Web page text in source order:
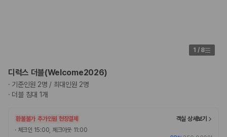
카모아는 제주렌트카부터 국내·해외 렌트카까지 비교할 수 있는 렌트카 가
누적 이용 고객수
20,871,562명
사용자 리뷰
예약 가능 차량
67,123대
1 / 8
디럭스 더블(Welcome2026)
· 기준인원 2명 / 최대인원 2명
· 더블 침대 1개
환불불가 추가인원 현장결제
객실 상세보기
· 체크인 15:00, 체크아웃 11:00